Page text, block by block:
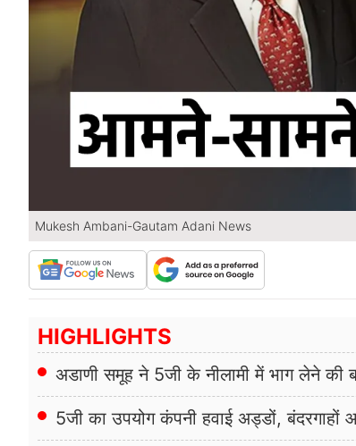
Mukesh Ambani-Gautam Adani News
HIGHLIGHTS
अडाणी समूह ने 5जी के नीलामी में भाग लेने की
5जी का उपयोग कंपनी हवाई अड्डों, बंदरगाहों